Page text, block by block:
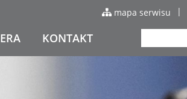
|
mapa serwisu
KONTAKT